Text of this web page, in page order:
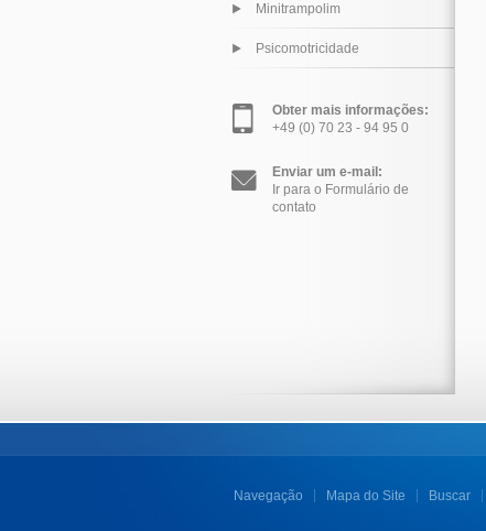
Minitrampolim
Psicomotricidade
Obter mais informações:
+49 (0) 70 23 - 94 95 0
Enviar um e-mail:
Ir para o Formulário de
contato
Navegação Mapa do Site Buscar